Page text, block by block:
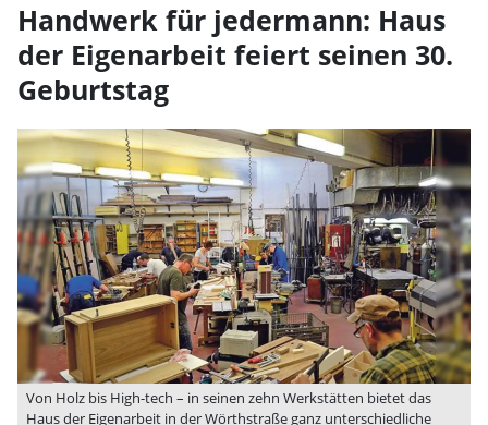
Handwerk für jedermann: Haus
der Eigenarbeit feiert seinen 30.
Geburtstag
Von Holz bis High-tech – in seinen zehn Werkstätten bietet das
Haus der Eigenarbeit in der Wörthstraße ganz unterschiedliche